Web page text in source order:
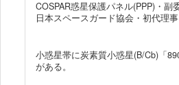
COSPAR惑星保護パネル(PPP)・副
日本スペースガード協会・初代理事
小惑星帯に炭素質小惑星(B/Cb)「
がある。